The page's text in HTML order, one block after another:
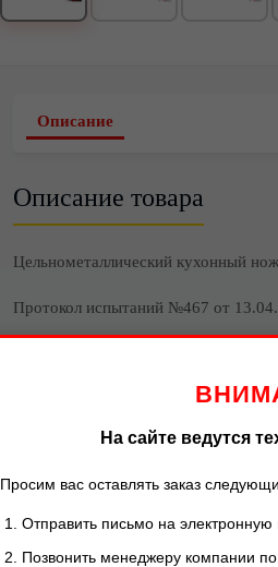
Описание
Описание товара
Цельнометаллический кухонный
Протокол испытаний №467 от
Овощной нож №1 — отличное
благодаря стали AUS 8
металлической поверхности,
инструмент предназначен для
На сайте ведутся
Просим вас оставлять заказ
Отправить письмо на электронную
Позвонить менеджеру компании